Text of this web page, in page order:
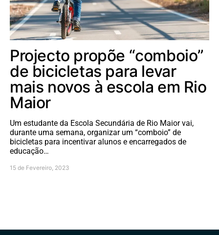
Projecto propõe “comboio”
de bicicletas para levar
mais novos à escola em Rio
Maior
Um estudante da Escola Secundária de Rio Maior vai,
durante uma semana, organizar um “comboio” de
bicicletas para incentivar alunos e encarregados de
educação…
15 de Fevereiro, 2023